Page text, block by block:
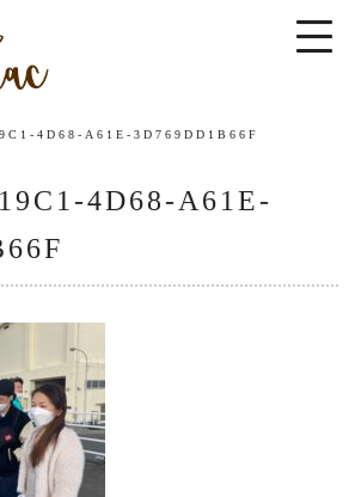
4D68-A61E-3D769DD1B66F
4D68-A61E-